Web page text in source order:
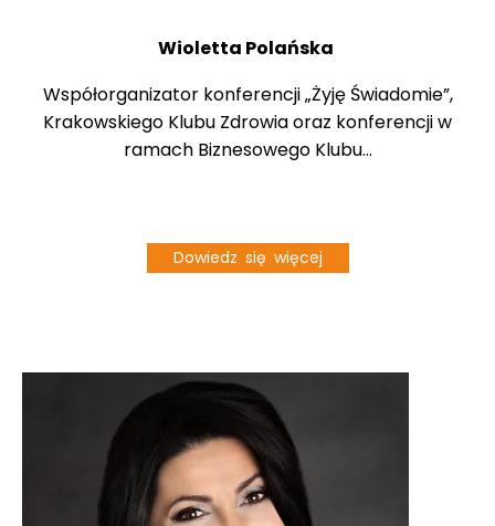
Wioletta Polańska
Współorganizator konferencji „Żyję Świadomie”,
Krakowskiego Klubu Zdrowia oraz konferencji w
ramach Biznesowego Klubu...
Dowiedz się więcej